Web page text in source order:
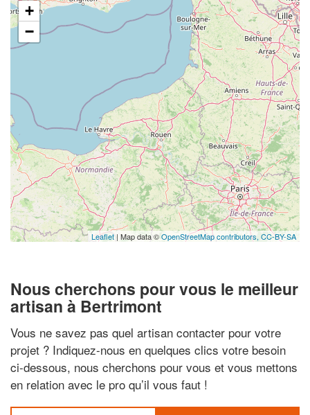
+
−
Leaflet | Map data ©OpenStreetMap contributors, CC-BY-SA
Nous cherchons pour vous le meilleur
artisan à Bertrimont
Vous ne savez pas quel artisan contacter pour votre
projet ? Indiquez-nous en quelques clics votre besoin
ci-dessous, nous cherchons pour vous et vous mettons
en relation avec le pro qu’il vous faut !